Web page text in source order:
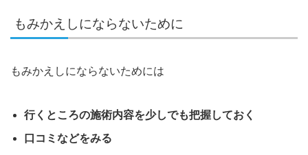
もみかえしにならないために
もみかえしにならないためには
行くところの施術内容を少しでも把握しておく
口コミなどをみる